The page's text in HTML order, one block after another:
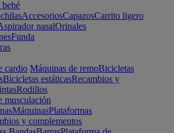
AccesoriosCapazosCarrito ligero
nasalOrinales
Funda
cardio Máquinas de remoBicicletas
Bicicletas estáticasRecambios y
Rodillos
musculación
MáquinasPlataformas
y complementos